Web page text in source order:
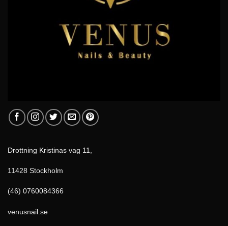
Drottning Kristinas vag 11,
11428 Stockholm
(46) 0760084366
venusnail.se